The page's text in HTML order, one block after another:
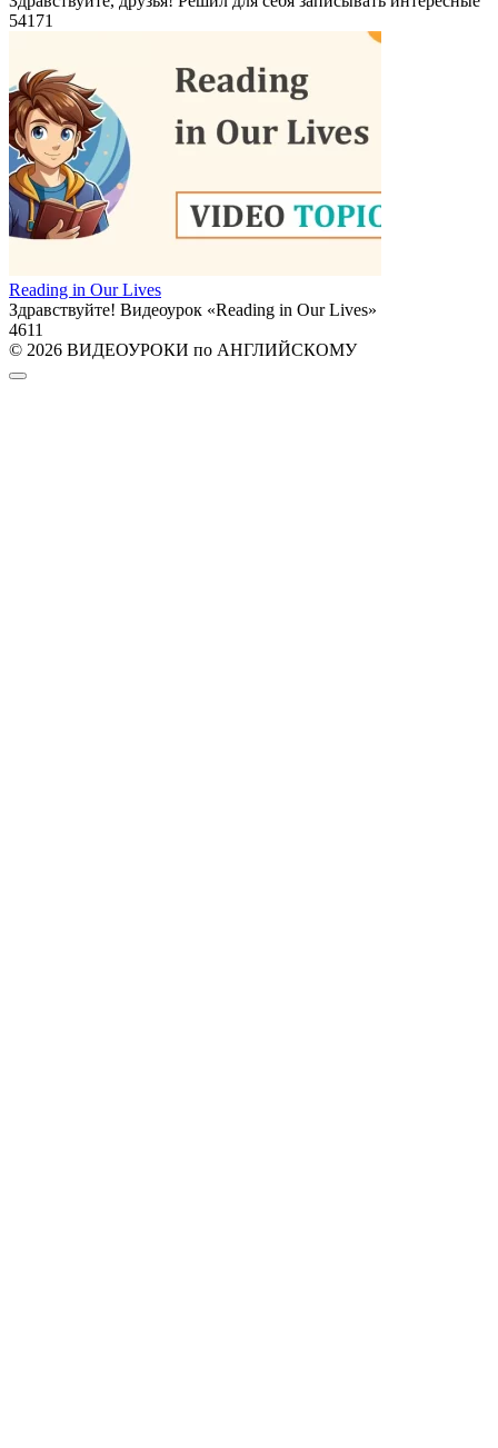
54171
Reading in Our Lives
Здравствуйте! Видеоурок «Reading in Our Lives»
4611
© 2026 ВИДЕОУРОКИ по АНГЛИЙСКОМУ